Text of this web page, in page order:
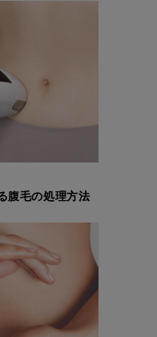
腹毛の処理方法